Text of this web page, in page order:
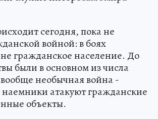
сегодня, пока не
войной: в боях
не гражданское население. До
были в основном из числа
необычная война -
атакуют гражданские
объекты.